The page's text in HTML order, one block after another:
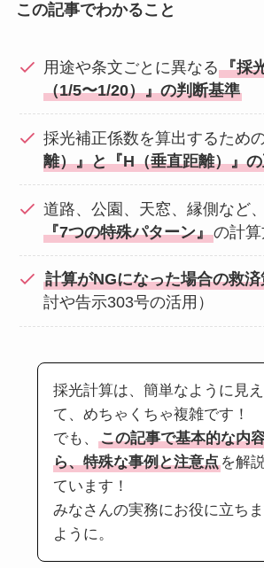
この記事でわかること
用途や条文ごとに異なる『採
（1/5〜1/20）』の判断基準
採光補正係数を算出するため
離）』と『H（垂直距離）』
道路、公園、天窓、縁側など
『7つの特殊パターン』の計
計算がNGになった場合の救済
討や告示303号の活用）
採光計算は、簡単なように見え
て、めちゃくちゃ複雑です！
でも、
この記事で基本的な内
ら、特殊な事例と注意点を解
ています！
みなさんの実務にお役に立ち
ように。